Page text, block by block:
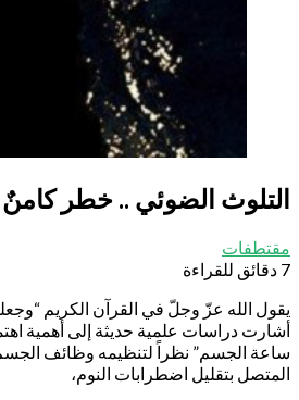
التلوث الضوئي .. خطر كامنٌ
مقتطفات
7 دقائق للقراءة
يقول الله عزّ وجلّ في القرآن الكريم
أشارت دراسات علمية حديثة إلى أهمية
ساعة الجسم” نظراً لتنظيمه وظائف الجسم
المتصل بتقليل اضطرابات النوم،